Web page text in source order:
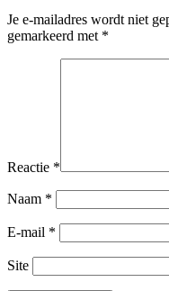
Je e-mailadres wordt niet
gemarkeerd met *
Reactie *
Naam *
E-mail *
Site